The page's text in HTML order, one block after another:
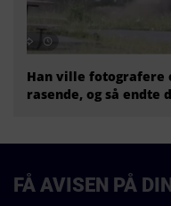
Han ville fotografere
rasende, og så endte
FÅ AVISEN PÅ